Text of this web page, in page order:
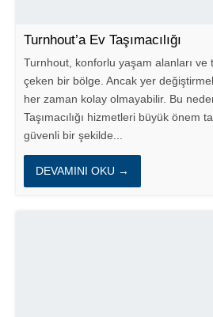
Turnhout’a Ev Taşımacılığı
Turnhout, konforlu yaşam alanları ve
çeken bir bölge. Ancak yer
her zaman kolay olmayabilir. Bu
Taşımacılığı hizmetleri büyük önem
güvenli bir şekilde...
DEVAMINI OKU →